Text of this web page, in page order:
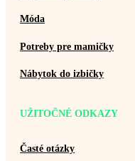
Móda
Potreby pre mamičky
Nábytok do izbičky
UŽITOČNÉ ODKAZY
Časté otázky